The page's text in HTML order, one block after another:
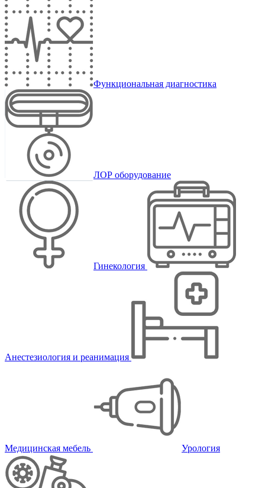
Функциональная диагностика
ЛОР оборудование
Гинекология
Анестезиология и реанимация
Медицинская мебель Урология